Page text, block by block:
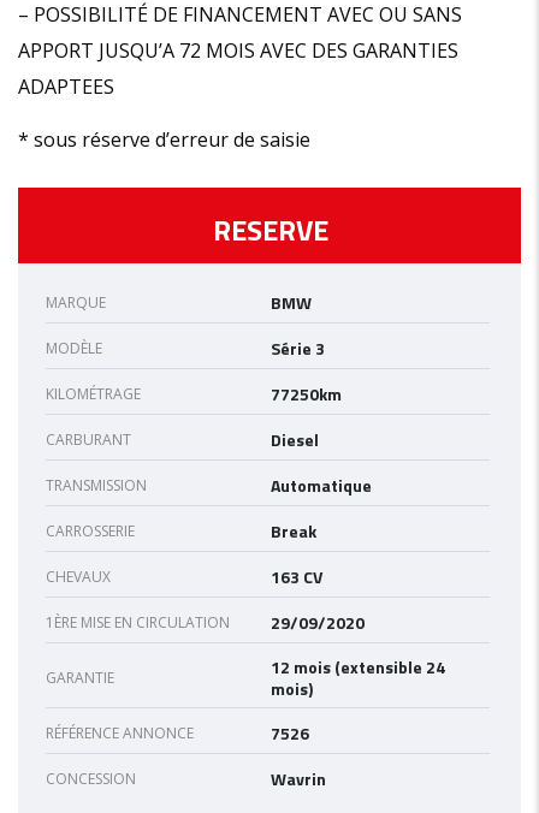
– POSSIBILITÉ DE FINANCEMENT AVEC OU SANS
APPORT JUSQU’A 72 MOIS AVEC DES GARANTIES
ADAPTEES
* sous réserve d’erreur de saisie
RESERVE
MARQUE BMW
MODÈLE Série 3
KILOMÉTRAGE 77250km
CARBURANT Diesel
TRANSMISSION Automatique
CARROSSERIE Break
CHEVAUX 163 CV
1ÈRE MISE EN CIRCULATION 29/09/2020
GARANTIE
12 mois (extensible 24
mois)
RÉFÉRENCE ANNONCE 7526
CONCESSION Wavrin